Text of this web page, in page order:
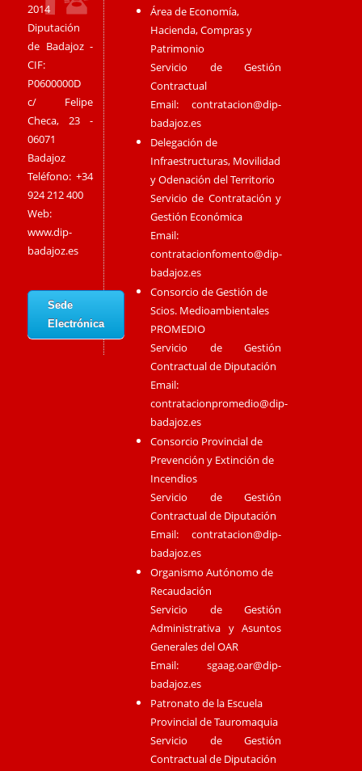
2014
Diputación
de Badajoz -
CIF:
P0600000D
c/ Felipe
Checa, 23 -
06071
Badajoz
Teléfono: +34
924 212 400
Web:
www.dip-
badajoz.es
Sede
Electrónica
Área de Economía,
Hacienda, Compras y
Patrimonio
Servicio de Gestión
Contractual
Email:contratacion@dip-
badajoz.es
Delegación de
Infraestructuras, Movilidad
y Odenación del Territorio
Servicio de Contratación y
Gestión Económica
Email:
contratacionfomento@dip-
badajoz.es
Consorcio de Gestión de
Scios. Medioambientales
PROMEDIO
Servicio de Gestión
Contractual de Diputación
Email:
contratacionpromedio@dip-
badajoz.es
Consorcio Provincial de
Prevención y Extinción de
Incendios
Servicio de Gestión
Contractual de Diputación
Email:contratacion@dip-
badajoz.es
Organismo Autónomo de
Recaudación
Servicio de Gestión
Administrativa y Asuntos
Generales del OAR
Email:sgaag.oar@dip-
badajoz.es
Patronato de la Escuela
Provincial de Tauromaquia
Servicio de Gestión
Contractual de Diputación